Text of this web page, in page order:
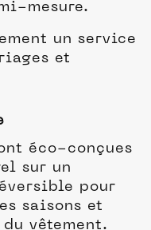
mesure.
un service
et
éco-conçues
sur un
pour
saisons et
vêtement.